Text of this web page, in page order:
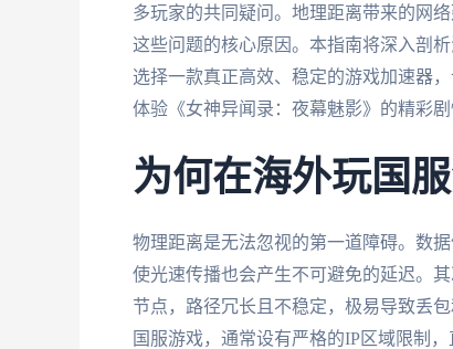
多玩家的共同疑问。地理距离带来的网
这些问题的核心原因。本指南将深入剖
选择一款真正高效、稳定的游戏加速器
体验《女神异闻录：夜幕魅影》的精彩剧
为何在海外玩国
物理距离是无法忽视的第一道障碍。数
使光速传播也会产生不可避免的延迟。
节点，路径冗长且不稳定，极易导致丢
国服游戏，通常设有严格的IP区域限制